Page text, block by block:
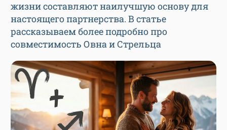
жизни составляют наилучшую основу для
настоящего партнерства. В статье
рассказываем более подробно про
совместимость Овна и Стрельца